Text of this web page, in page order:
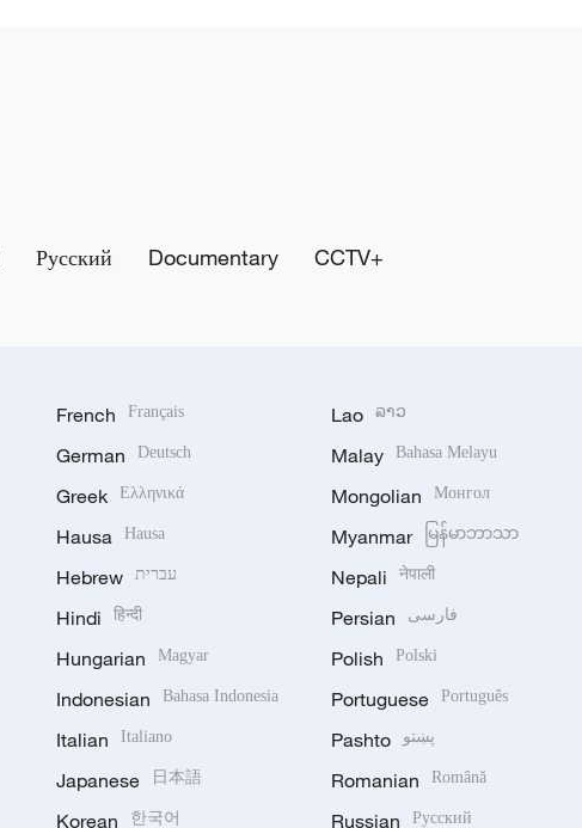
Русский Documentary CCTV+
French Français
German Deutsch
Greek Ελληνικά
Hausa Hausa
Hebrew עברית
Hindi हिन्दी
Hungarian Magyar
Indonesian Bahasa Indonesia
Italian Italiano
Japanese 日本語
Korean 한국어
Lao ລາວ
Malay Bahasa Melayu
Mongolian Монгол
Myanmar မြန်မာဘာသာ
Nepali नेपाली
Persian فارسی
Polish Polski
Portuguese Português
Pashto پښتو
Romanian Română
Russian Русский